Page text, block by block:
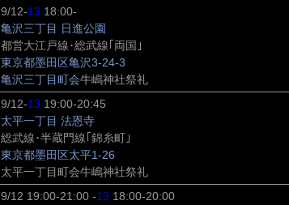
9/12-13 18:00-
亀沢三丁目 日進公園
都営大江戸線･総武線｢両国｣
東京都墨田区亀沢3-24-3
亀沢三丁目町会牛嶋神社祭礼
9/12-13 19:00-20:45
太平一丁目 法恩寺
総武線･半蔵門線｢錦糸町｣
東京都墨田区太平1-26
太平一丁目町会牛嶋神社祭礼
9/12 19:00-21:00 -13 18:00-20:00